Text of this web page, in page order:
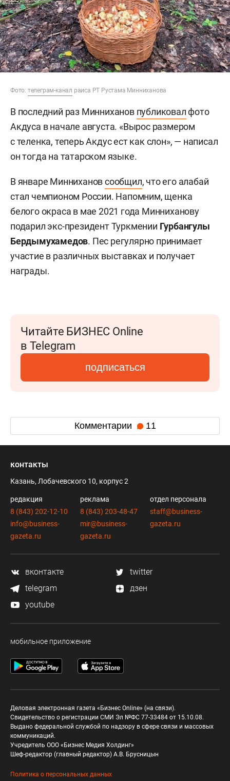
Фото: телеграм-канал раиса РТ Рустама Минниханова
В последний раз Минниханов публиковал фото
Акдуса в начале августа. «Вырос размером
с теленка, теперь Акдус ест как слон», — написал
он тогда на татарском языке.
В январе Миннихановсообщил, что его алабай
стал чемпионом России. Напомним, щенка
белого окраса в мае 2021 года Минниханову
подарил экс-президент Туркмении Гурбангулы
Бердымухамедов. Пес регулярно принимает
участие в различных выставках и получает
награды.
Читайте БИЗНЕС Online
в Telegram
подписаться
Комментарии 11
контакты
Казань, Лобачевского 10, корпус 2
редакция
8 (843) 202-12-10
info@business-
gazeta.ru
реклама
8 (843) 203-48-47
mir@business-
gazeta.ru
отдел персонала
staff@business-
gazeta.ru
вконтакте
twitter
telegram
дзен
youtube
мобильное приложение
Деловая электронная газета «Бизнес Online» (на связи).
Свидетельство о регистрации СМИ Эл №ФС 77-33484 от 15.10.08.
Выдано федеральной службой по надзору в сфере связи и массовых
коммуникаций.
Учредитель ООО «Бизнес Медия Холдинг»
Шеф-редактор (главный редактор) А.В. Брусницын
Политика о персональных данных